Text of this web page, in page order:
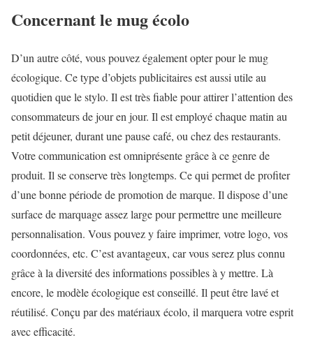
Concernant le mug écolo
D’un autre côté, vous pouvez également opter pour le mug
écologique. Ce type d’objets publicitaires est aussi utile au
quotidien que le stylo. Il est très fiable pour attirer l’attention des
consommateurs de jour en jour. Il est employé chaque matin au
petit déjeuner, durant une pause café, ou chez des restaurants.
Votre communication est omniprésente grâce à ce genre de
produit. Il se conserve très longtemps. Ce qui permet de profiter
d’une bonne période de promotion de marque. Il dispose d’une
surface de marquage assez large pour permettre une meilleure
personnalisation. Vous pouvez y faire imprimer, votre logo, vos
coordonnées, etc. C’est avantageux, car vous serez plus connu
grâce à la diversité des informations possibles à y mettre. Là
encore, le modèle écologique est conseillé. Il peut être lavé et
réutilisé. Conçu par des matériaux écolo, il marquera votre esprit
avec efficacité.